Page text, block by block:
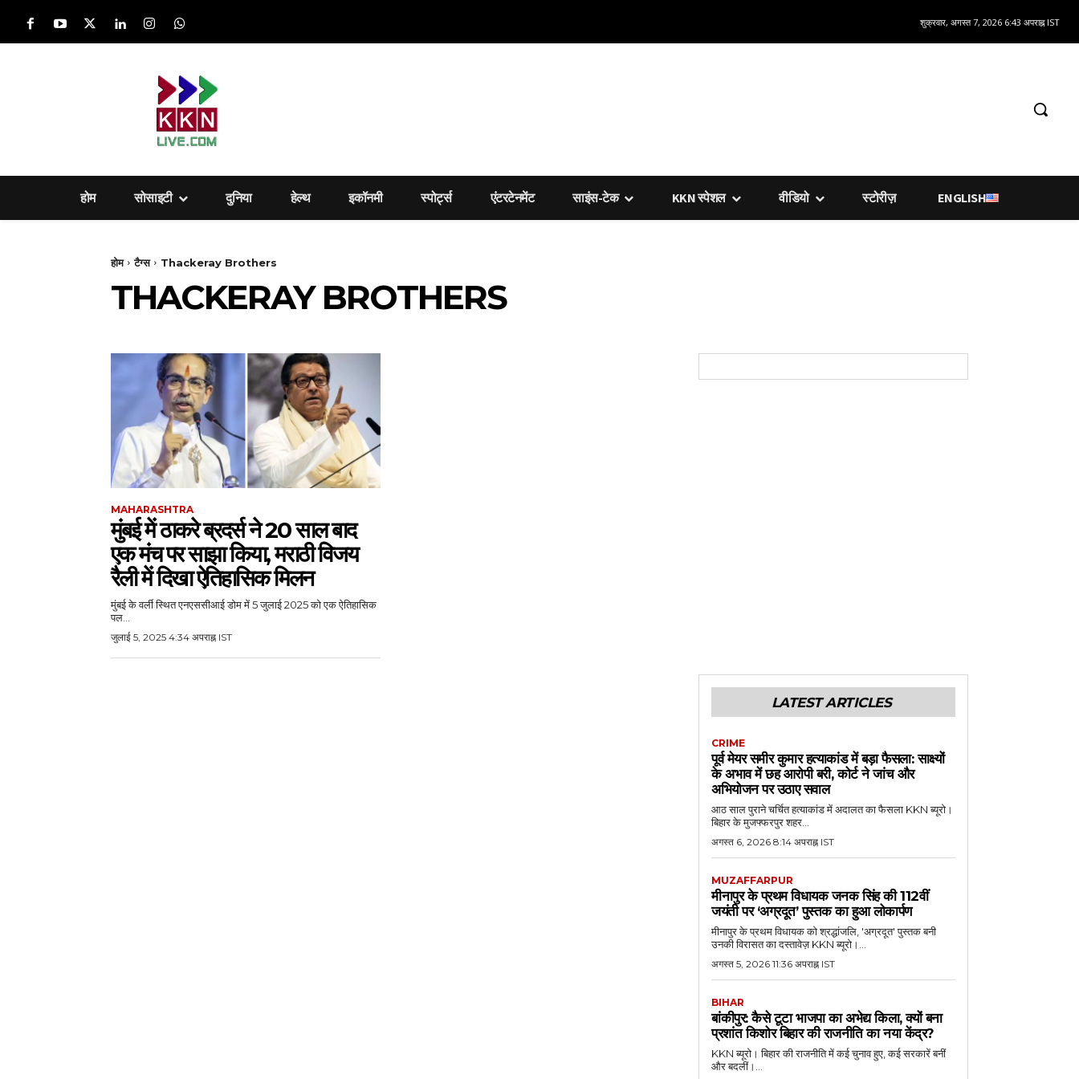
शुक्रवार, अगस्त 7, 2026 6:43 अपराह्न IST
होम सोसाइटी दुनिया हेल्‍थ इकॉनमी स्पोर्ट्स एंटरटेनमेंट साइंस-टेक KKN स्पेशल वीडियो स्टोरीज़ ENGLISH
होम टैग्स Thackeray Brothers
THACKERAY BROTHERS
MAHARASHTRA
मुंबई में ठाकरे ब्रदर्स ने 20 साल बाद
एक मंच पर साझा किया, मराठी विजय
रैली में दिखा ऐतिहासिक मिलन
मुंबई के वर्ली स्थित एनएससीआई डोम में 5 जुलाई 2025 को एक ऐतिहासिक
पल...
जुलाई 5, 2025 4:34 अपराह्न IST
LATEST ARTICLES
CRIME
पूर्व मेयर समीर कुमार हत्याकांड में बड़ा फैसला: साक्ष्यों
के अभाव में छह आरोपी बरी, कोर्ट ने जांच और
अभियोजन पर उठाए सवाल
आठ साल पुराने चर्चित हत्याकांड में अदालत का फैसला KKN ब्यूरो।
बिहार के मुजफ्फरपुर शहर...
अगस्त 6, 2026 8:14 अपराह्न IST
MUZAFFARPUR
मीनापुर के प्रथम विधायक जनक सिंह की 112वीं
जयंती पर ‘अग्रदूत’ पुस्तक का हुआ लोकार्पण
मीनापुर के प्रथम विधायक को श्रद्धांजलि, 'अग्रदूत' पुस्तक बनी
उनकी विरासत का दस्तावेज़ KKN ब्यूरो।...
अगस्त 5, 2026 11:36 अपराह्न IST
BIHAR
बांकीपुर: कैसे टूटा भाजपा का अभेद्य किला, क्यों बना
प्रशांत किशोर बिहार की राजनीति का नया केंद्र?
KKN ब्यूरो। बिहार की राजनीति में कई चुनाव हुए, कई सरकारें बनीं
और बदलीं।...